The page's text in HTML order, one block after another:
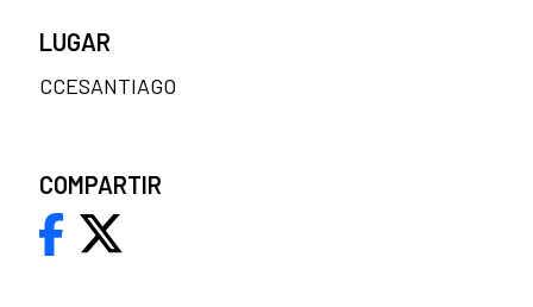
LUGAR
CCESANTIAGO
COMPARTIR